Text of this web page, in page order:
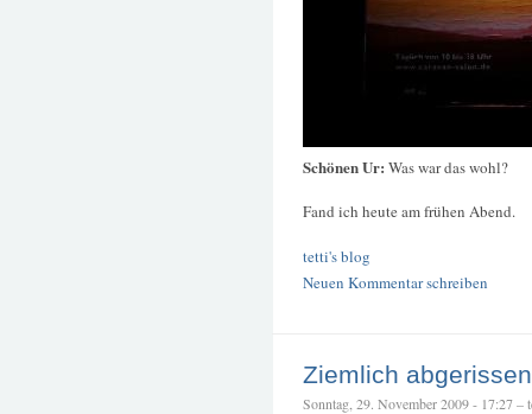
Schönen Ur: Was war das wohl?
Fand ich heute am frühen Abend.
tetti's blog
Neuen Kommentar schreiben
Ziemlich abgerissen
Sonntag, 29. November 2009 - 17:27 –